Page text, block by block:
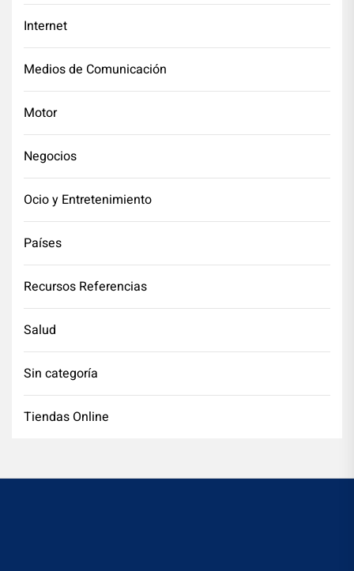
Internet
Medios de Comunicación
Motor
Negocios
Ocio y Entretenimiento
Países
Recursos Referencias
Salud
Sin categoría
Tiendas Online